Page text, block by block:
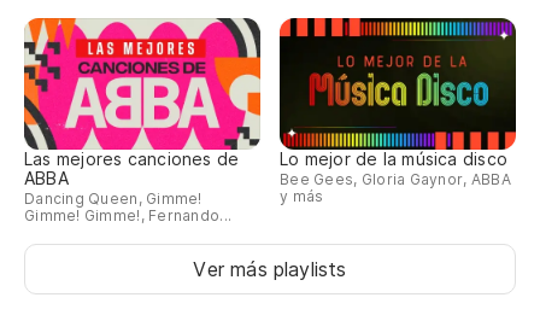
Las mejores canciones de
ABBA
Dancing Queen, Gimme!
Gimme! Gimme!, Fernando...
Lo mejor de la música disco
Bee Gees, Gloria Gaynor, ABBA
y más
Ver más playlists